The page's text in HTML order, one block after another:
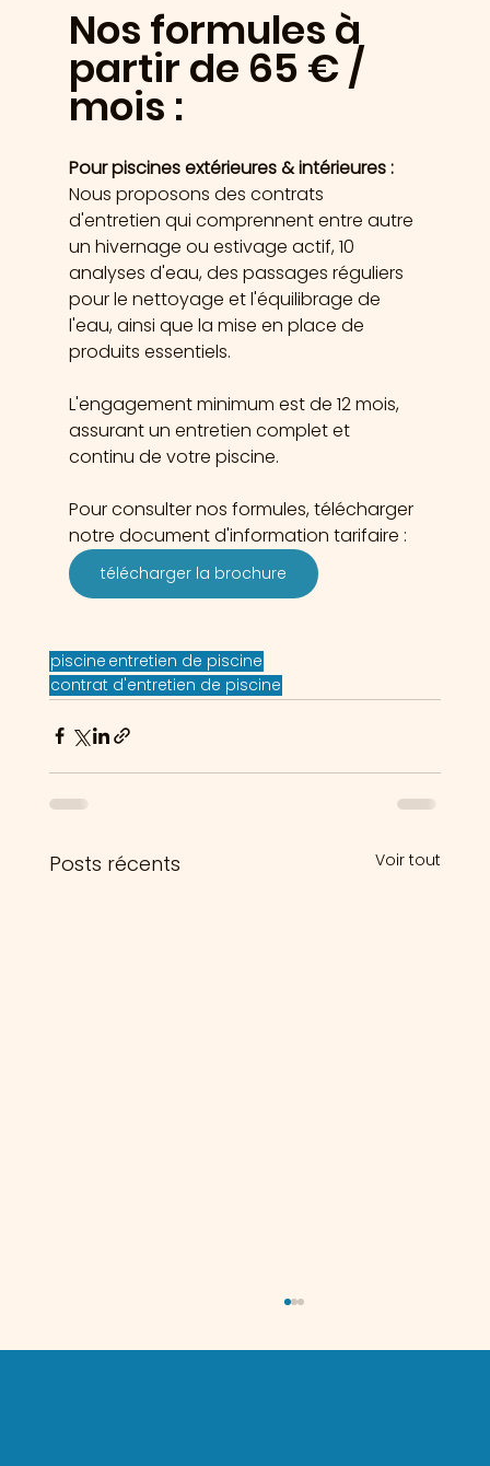
Nos formules à
partir de 65 € /
mois :
Pour piscines extérieures & intérieures :
Nous proposons des contrats
d'entretien qui comprennent entre autre
un hivernage ou estivage actif, 10
analyses d'eau, des passages réguliers
pour le nettoyage et l'équilibrage de
l'eau, ainsi que la mise en place de
produits essentiels.
L'engagement minimum est de 12 mois,
assurant un entretien complet et
continu de votre piscine.
Pour consulter nos formules, télécharger
notre document d'information tarifaire :
télécharger la brochure
piscine entretien de piscine
contrat d'entretien de piscine
Posts récents Voir tout